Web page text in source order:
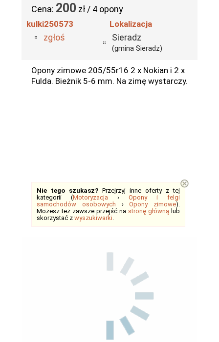
Cena: 200 zł / 4 opony
kulki250573
zgłoś
Lokalizacja
Sieradz
(gmina Sieradz)
Opony zimowe 205/55r16 2 x Nokian i 2 x
Fulda. Bieżnik 5-6 mm. Na zimę wystarczy.
Nie tego szukasz? Przejrzyj inne oferty z tej
kategorii (Motoryzacja › Opony i felgi
samochodów osobowych ›Opony zimowe).
Możesz też zawsze przejść na stronę główną lub
skorzystać z wyszukiwarki.
⊗